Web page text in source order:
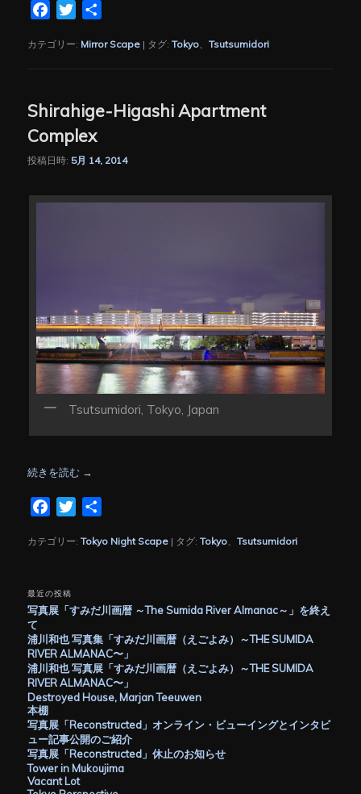
FacebookTwitter
カテゴリー: Mirror Scape | タグ: Tokyo 、Tsutsumidori
Shirahige-Higashi Apartment
Complex
投稿日時: 5月 14, 2014
Tsutsumidori, Tokyo, Japan
続きを読む →
FacebookTwitter
カテゴリー: Tokyo Night Scape | タグ: Tokyo 、Tsutsumidori
最近の投稿
写真展「すみだ川画暦 ～The Sumida River Almanac～」を終え
て
浦川和也 写真集「すみだ川画暦（えごよみ）～THE SUMIDA
RIVER ALMANAC〜」
浦川和也 写真展「すみだ川画暦（えごよみ）～THE SUMIDA
RIVER ALMANAC〜」
Destroyed House, Marjan Teeuwen
本棚
写真展「Reconstructed」オンライン・ビューイングとインタビ
ュー記事公開のご紹介
写真展「Reconstructed」休止のお知らせ
Tower in Mukoujima
Vacant Lot